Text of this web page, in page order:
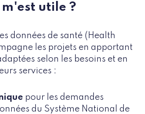
utile ?
données de santé (Health
les projets en apportant
selon les besoins et en
services :
pour les demandes
du Système National de